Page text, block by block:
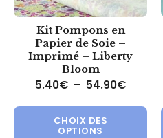
Kit Pompons en
Papier de Soie –
Imprimé – Liberty
Bloom
5.40€ – 54.90€Plage
CHOIX DES
OPTIONS
Ce